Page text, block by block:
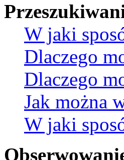
W jaki
Dlaczego
Dlaczego
Jak można
W jaki